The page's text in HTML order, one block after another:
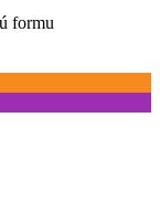
formu